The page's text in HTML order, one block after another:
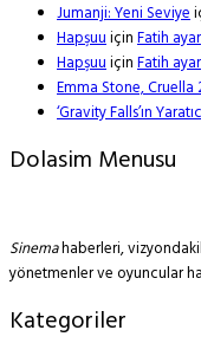
Jumanji: Yeni Seviye
HapşuuiçinFatih ayar
HapşuuiçinFatih ayar
Emma Stone,
‘Gravity Falls’ın
Dolasim Menusu
Sinemahaberleri,
yönetmenler ve oyuncular
Kategoriler